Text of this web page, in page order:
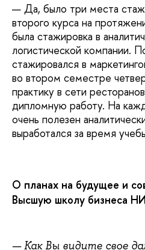
— Да, было три места
второго курса на
была стажировка в
логистической компании.
стажировался в
во втором семестре
практику в сети
дипломную работу. На
очень полезен
выработался за время
О планах на будущее и
Высшую школу бизнеса
—Как Вы видите свое